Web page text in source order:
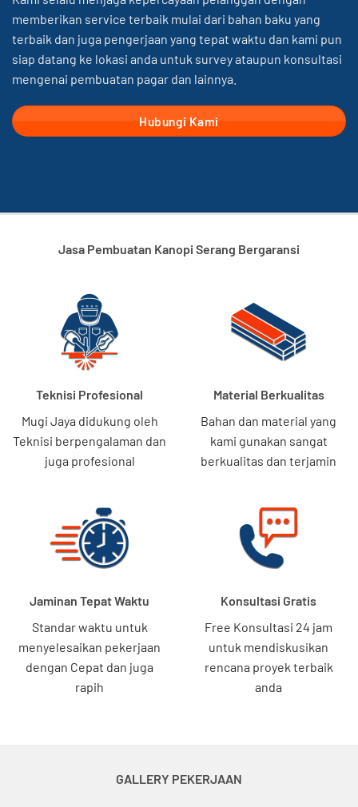
memberikan service terbaik mulai dari bahan baku yang
terbaik dan juga pengerjaan yang tepat waktu dan kami pun
siap datang ke lokasi anda untuk survey ataupun konsultasi
mengenai pembuatan pagar dan lainnya.
Hubungi Kami
Jasa Pembuatan Kanopi Serang Bergaransi
Teknisi Profesional
Mugi Jaya didukung oleh
Teknisi berpengalaman dan
juga profesional
Material Berkualitas
Bahan dan material yang
kami gunakan sangat
berkualitas dan terjamin
Jaminan Tepat Waktu
Standar waktu untuk
menyelesaikan pekerjaan
dengan Cepat dan juga
rapih
Konsultasi Gratis
Free Konsultasi 24 jam
untuk mendiskusikan
rencana proyek terbaik
anda
GALLERY PEKERJAAN